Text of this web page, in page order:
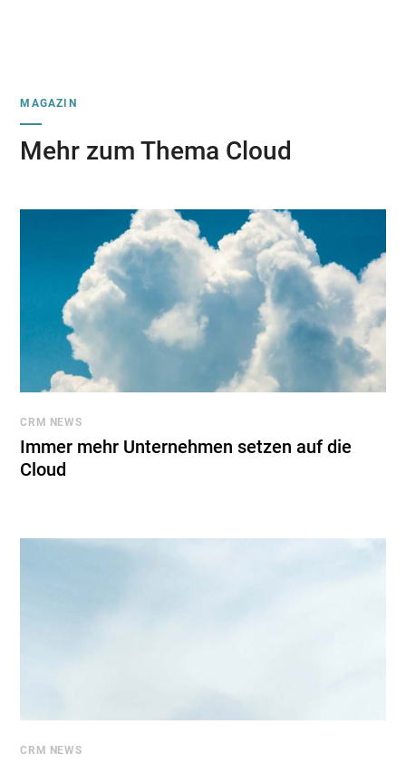
MAGAZIN
Mehr zum Thema Cloud
CRM NEWS
Immer mehr Unternehmen setzen auf die
Cloud
CRM NEWS